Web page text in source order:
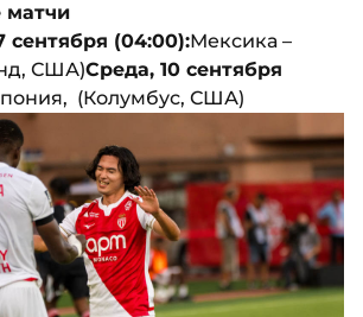
матчи
сентября (04:00):Мексика –
США)Среда, 10 сентября
(Колумбус, США)